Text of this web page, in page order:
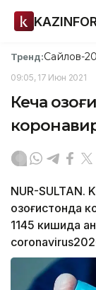
Тренд:Сайлов-
09:05, 17 Июн 2021
Кеча
NUR-SULTAN.
Қозоғистонда
1145 кишида